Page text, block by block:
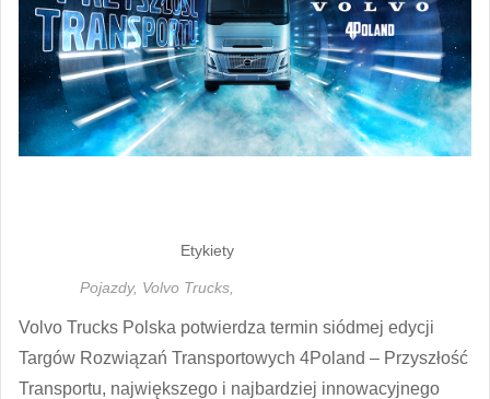
Etykiety
Pojazdy, Volvo Trucks,
Volvo Trucks Polska potwierdza termin siódmej edycji
Targów Rozwiązań Transportowych 4Poland – Przyszłość
Transportu, największego i najbardziej innowacyjnego